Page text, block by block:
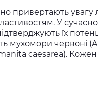
привертають увагу
У
їх
мухомори червоні
caesarea). Кожен